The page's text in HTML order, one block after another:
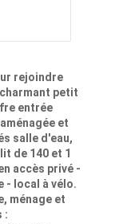
rejoindre
petit
entrée
et
salle d'eau,
de 140 et 1
accès privé -
- local à vélo.
ménage et
: